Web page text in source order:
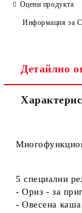
Оцени продукта
Информация за
Детайлно
5 специални
- Ориз - за
- Овесена каша